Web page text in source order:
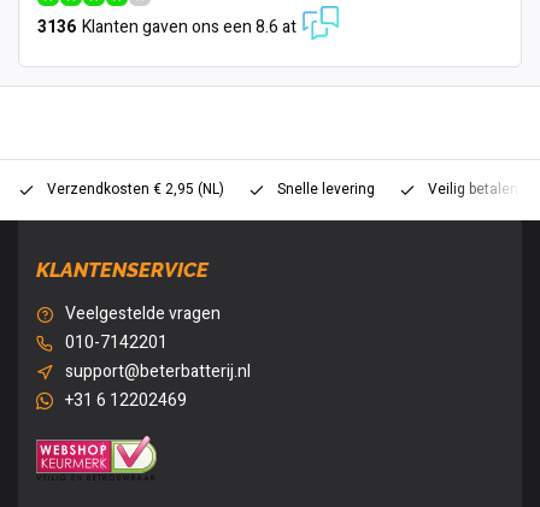
3136 Klanten gaven ons een 8.6 at
Verzendkosten € 2,95 (NL) Snelle levering Veilig betalen
KLANTENSERVICE
Veelgestelde vragen
010-7142201
support@beterbatterij.nl
+31 6 12202469